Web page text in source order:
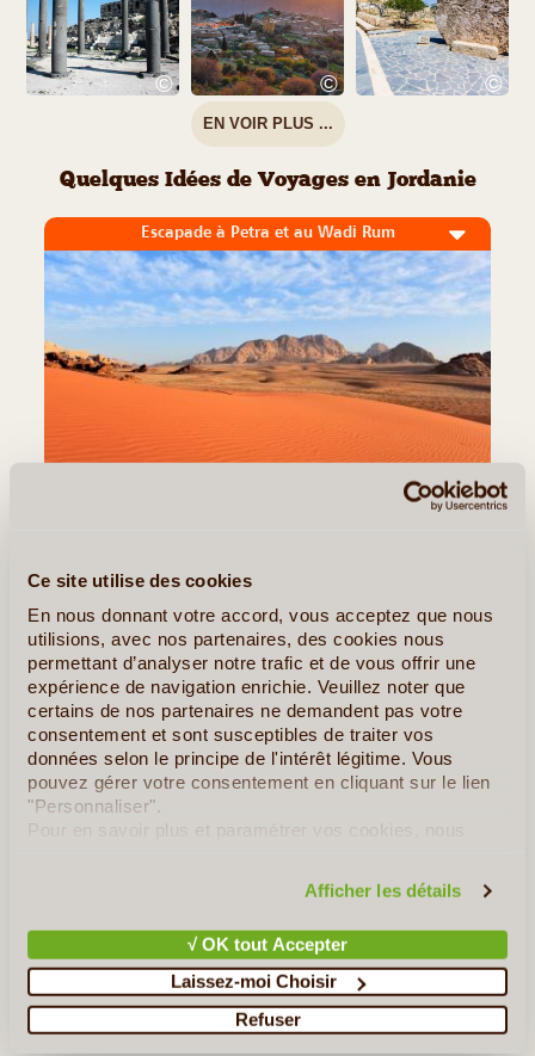
Ce site utilise des cookies
En nous donnant votre accord, vous acceptez que nous
utilisions, avec nos partenaires, des cookies nous
permettant d’analyser notre trafic et de vous offrir une
expérience de navigation enrichie. Veuillez noter que
certains de nos partenaires ne demandent pas votre
consentement et sont susceptibles de traiter vos
données selon le principe de l'intérêt légitime. Vous
pouvez gérer votre consentement en cliquant sur le lien
"Personnaliser".
Pour en savoir plus et paramétrer vos cookies, nous
Afficher les détails
√ OK tout Accepter
Laissez-moi Choisir
Refuser
© © ©
EN VOIR PLUS ...
Quelques Idées de Voyages en Jordanie
Escapade à Petra et au Wadi Rum
Ce programme est conçu pour les voyageurs disposant de peu
de jours en Jordanie, mais qui souhaitent tout de même
découvrir deux de ses plus beaux joyaux : Pétra et le désert de
Wadi Rum. Pétra, l’un des trésors nationaux de la Jordanie, (...)
En détail ≻
La Jordanie en Famille
La Jordanie du Sud au Nord
Tous les circuits en Jordanie»